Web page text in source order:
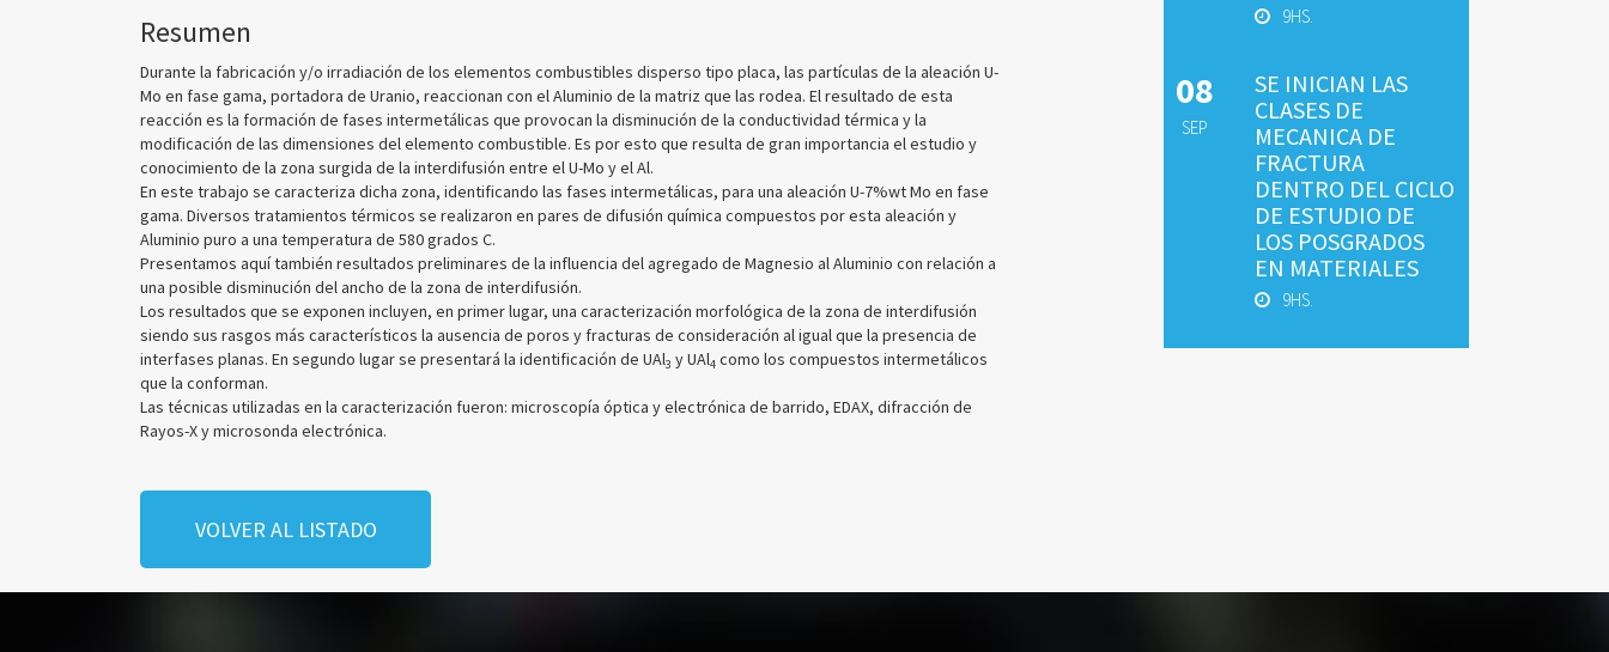
Resumen
Durante la fabricación y/o irradiación de los elementos combustibles disperso tipo placa, las partículas de la aleación U-
Mo en fase gama, portadora de Uranio, reaccionan con el Aluminio de la matriz que las rodea. El resultado de esta
reacción es la formación de fases intermetálicas que provocan la disminución de la conductividad térmica y la
modificación de las dimensiones del elemento combustible. Es por esto que resulta de gran importancia el estudio y
conocimiento de la zona surgida de la interdifusión entre el U-Mo y el Al.
En este trabajo se caracteriza dicha zona, identificando las fases intermetálicas, para una aleación U-7%wt Mo en fase
gama. Diversos tratamientos térmicos se realizaron en pares de difusión química compuestos por esta aleación y
Aluminio puro a una temperatura de 580 grados C.
Presentamos aquí también resultados preliminares de la influencia del agregado de Magnesio al Aluminio con relación a
una posible disminución del ancho de la zona de interdifusión.
Los resultados que se exponen incluyen, en primer lugar, una caracterización morfológica de la zona de interdifusión
siendo sus rasgos más característicos la ausencia de poros y fracturas de consideración al igual que la presencia de
interfases planas. En segundo lugar se presentará la identificación de UAl3 y UAl4 como los compuestos intermetálicos
que la conforman.
Las técnicas utilizadas en la caracterización fueron: microscopía óptica y electrónica de barrido, EDAX, difracción de
Rayos-X y microsonda electrónica.
VOLVER AL LISTADO
9HS.
08
SEP
SE INICIAN LAS
CLASES DE
MECANICA DE
FRACTURA
DENTRO DEL CICLO
DE ESTUDIO DE
LOS POSGRADOS
EN MATERIALES
9HS.